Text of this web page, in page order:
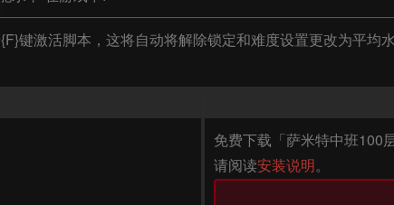
键激活脚本，这将自动将解除锁定和难度设置更改为平均
免费下载「萨米特中班100
请阅读安装说明。